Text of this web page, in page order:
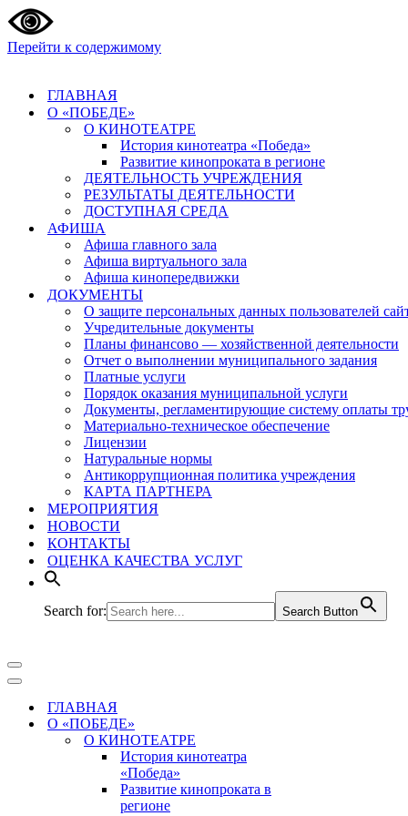
Перейти к содержимому
ГЛАВНАЯ
О «ПОБЕДЕ»
О КИНОТЕАТРЕ
История кинотеатра «Победа»
Развитие кинопроката в регионе
ДЕЯТЕЛЬНОСТЬ УЧРЕЖДЕНИЯ
РЕЗУЛЬТАТЫ ДЕЯТЕЛЬНОСТИ
ДОСТУПНАЯ СРЕДА
АФИША
Афиша главного зала
Афиша виртуального зала
Афиша кинопередвижки
ДОКУМЕНТЫ
О защите персональных данных пользователей
Учредительные документы
Планы финансово — хозяйственной деятельности
Отчет о выполнении муниципального задания
Платные услуги
Порядок оказания муниципальной услуги
Документы, регламентирующие систему оплаты
Материально-техническое обеспечение
Лицензии
Натуральные нормы
Антикоррупционная политика учреждения
КАРТА ПАРТНЕРА
МЕРОПРИЯТИЯ
НОВОСТИ
КОНТАКТЫ
ОЦЕНКА КАЧЕСТВА УСЛУГ
Search for: Search Button
Меню
навигации
Меню
навигацииГЛАВНАЯ
О «ПОБЕДЕ»
О КИНОТЕАТРЕ
История кинотеатра
«Победа»
Развитие кинопроката в
регионе